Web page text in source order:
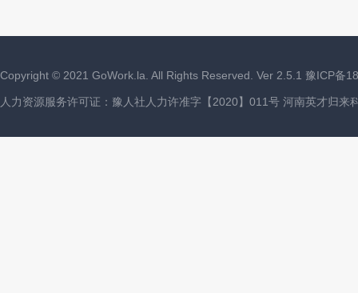
Copyright © 2021 GoWork.la. All Rights Reserved. Ver 2.5.1 豫ICP备
人力资源服务许可证：豫人社人力许准字【2020】011号 河南英才归来